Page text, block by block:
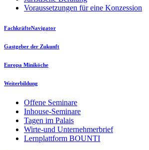
Voraussetzungen für eine Konzession
FachkräfteNavigator
Gastgeber der Zukunft
Europa Miniköche
Weiterbildung
Offene Seminare
Inhouse-Seminare
Tagen im Palais
Wirte-und Unternehmerbrief
Lernplattform BOUNTI